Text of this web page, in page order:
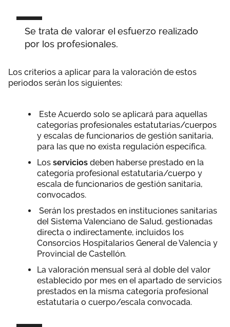
Se trata de valorar el esfuerzo realizado
por los profesionales.
Los criterios a aplicar para la valoración de estos
periodos serán los siguientes:
Este Acuerdo solo se aplicará para aquellas
categorías profesionales estatutarias/cuerpos
y escalas de funcionarios de gestión sanitaria,
para las que no exista regulación específica.
Los servicios deben haberse prestado en la
categoría profesional estatutaria/cuerpo y
escala de funcionarios de gestión sanitaria,
convocados.
Serán los prestados en instituciones sanitarias
del Sistema Valenciano de Salud, gestionadas
directa o indirectamente, incluidos los
Consorcios Hospitalarios General de Valencia y
Provincial de Castellón.
La valoración mensual será al doble del valor
establecido por mes en el apartado de servicios
prestados en la misma categoría profesional
estatutaria o cuerpo/escala convocada.